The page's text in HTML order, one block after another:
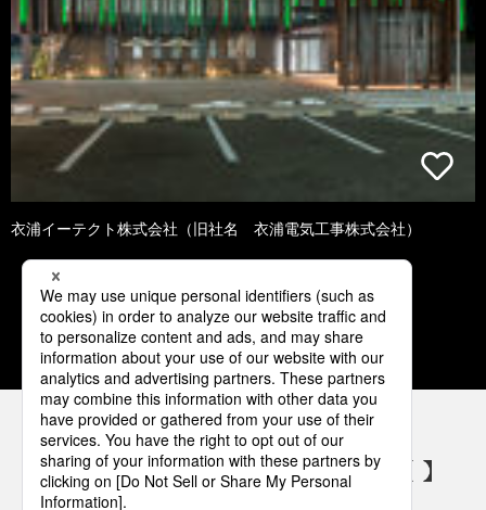
衣浦イーテクト株式会社（旧社名 衣浦電気工事株式会社）
2 3 4 5 6
パナソニックの電気設備 SNSアカウント